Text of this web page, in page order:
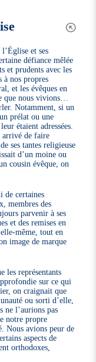
et ses
défiance mêlée
et prudents avec les
à nos propres
et les évêques en
que nous vivions…
Notamment, si un
prélat ou une
étaient adressées.
arrivé de faire
ses tantes religieuse
d’un moine ou
cousin évêque, on
de certaines
membres des
parvenir à ses
et des remises en
même, tout en
image de marque
les représentants
sur ce qui
on craignait que
ou sorti d’elle,
ne l’aurions pas
notre propre
Nous avions peur de
aspects de
orthodoxes,